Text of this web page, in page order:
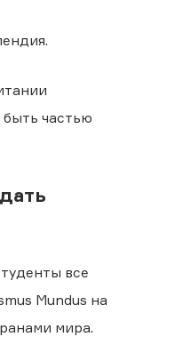
быть частью
все
Mundus на
мира.